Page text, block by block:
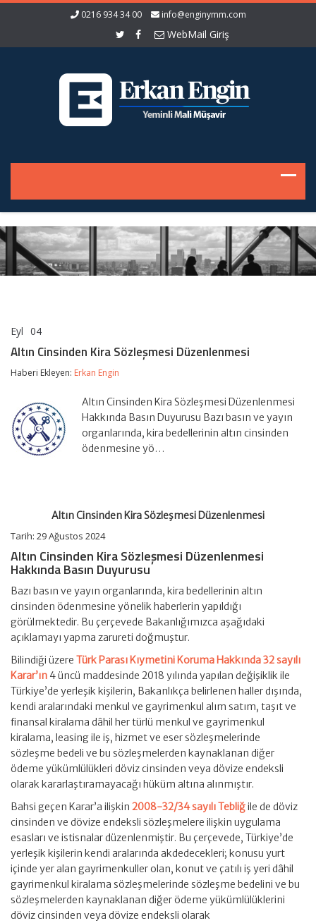
0216 934 34 00 info@enginymm.com
WebMail Giriş
Eyl 04
Kira
Sözleşmesi
Düzenlenmesi
Altın Cinsinden Kira Sözleşmesi Düzenlenmesi
Haberi Ekleyen: Erkan Engin
Altın Cinsinden Kira Sözleşmesi Düzenlenmesi
Hakkında Basın Duyurusu Bazı basın ve yayın
organlarında, kira bedellerinin altın cinsinden
ödenmesine yö…
Altın Cinsinden Kira Sözleşmesi Düzenlenmesi
Tarih: 29 Ağustos 2024
Altın Cinsinden Kira Sözleşmesi Düzenlenmesi
Hakkında Basın Duyurusu
Bazı basın ve yayın organlarında, kira bedellerinin altın
cinsinden ödenmesine yönelik haberlerin yapıldığı
görülmektedir. Bu çerçevede Bakanlığımızca aşağıdaki
açıklamayı yapma zarureti doğmuştur.
Bilindiği üzere Türk Parası Kıymetini Koruma Hakkında 32 sayılı
Karar’ın 4 üncü maddesinde 2018 yılında yapılan değişiklik ile
Türkiye’de yerleşik kişilerin, Bakanlıkça belirlenen haller dışında,
kendi aralarındaki menkul ve gayrimenkul alım satım, taşıt ve
finansal kiralama dâhil her türlü menkul ve gayrimenkul
kiralama, leasing ile iş, hizmet ve eser sözleşmelerinde
sözleşme bedeli ve bu sözleşmelerden kaynaklanan diğer
ödeme yükümlülükleri döviz cinsinden veya dövize endeksli
olarak kararlaştıramayacağı hüküm altına alınmıştır.
Bahsi geçen Karar’a ilişkin 2008-32/34 sayılı Tebliğile de döviz
cinsinden ve dövize endeksli sözleşmelere ilişkin uygulama
esasları ve istisnalar düzenlenmiştir. Bu çerçevede, Türkiye’de
yerleşik kişilerin kendi aralarında akdedecekleri; konusu yurt
içinde yer alan gayrimenkuller olan, konut ve çatılı iş yeri dâhil
gayrimenkul kiralama sözleşmelerinde sözleşme bedelini ve bu
sözleşmelerden kaynaklanan diğer ödeme yükümlülüklerini
döviz cinsinden veya dövize endeksli olarak